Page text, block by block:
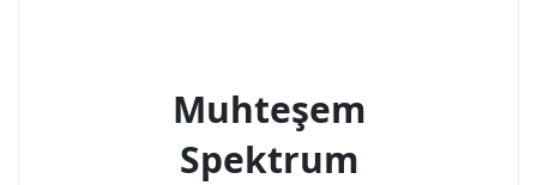
Muhteşem
Spektrum